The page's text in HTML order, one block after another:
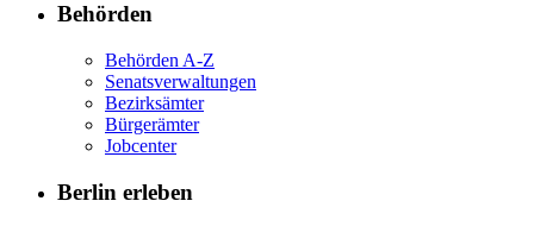
Behörden
Behörden A-Z
Senatsverwaltungen
Bezirksämter
Bürgerämter
Jobcenter
Berlin erleben